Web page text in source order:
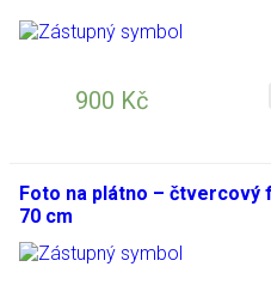
900 Kč
Foto na plátno – čtvercový
70 cm